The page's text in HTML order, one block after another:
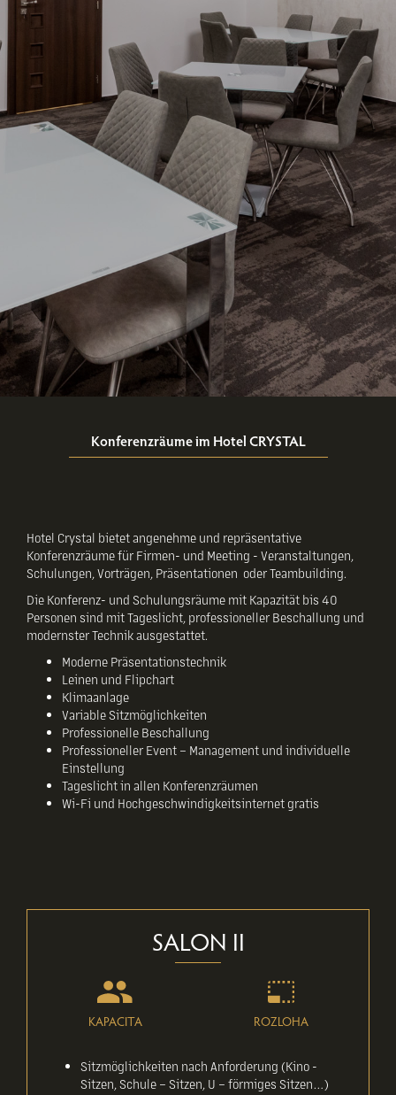
Konferenzräume im Hotel CRYSTAL
Hotel Crystal bietet angenehme und repräsentative
Konferenzräume für Firmen- und Meeting - Veranstaltungen,
Schulungen, Vorträgen, Präsentationen oder Teambuilding.
Die Konferenz- und Schulungsräume mit Kapazität bis 40
Personen sind mit Tageslicht, professioneller Beschallung und
modernster Technik ausgestattet.
Moderne Präsentationstechnik
Leinen und Flipchart
Klimaanlage
Variable Sitzmöglichkeiten
Professionelle Beschallung
Professioneller Event – Management und individuelle
Einstellung
Tageslicht in allen Konferenzräumen
Wi-Fi und Hochgeschwindigkeitsinternet gratis
SALON II
KAPACITA ROZLOHA
Sitzmöglichkeiten nach Anforderung (Kino -
Sitzen, Schule – Sitzen, U – förmiges Sitzen…)